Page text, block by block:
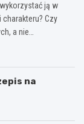
ją w
Czy
a nie…
na